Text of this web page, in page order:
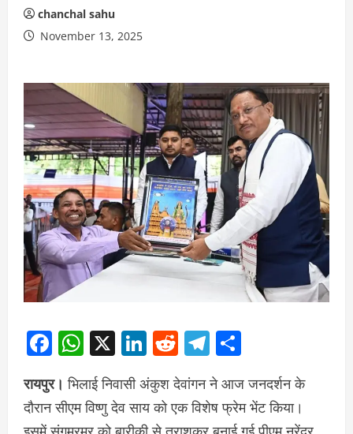
chanchal sahu
November 13, 2025
Facebook
WhatsApp
X LinkedIn
RedditTelegram
रायपुर। भिलाई निवासी अंकुश देवांगन ने आज जनदर्शन के
दौरान सीएम विष्णु देव साय को एक विशेष फ्रेम भेंट किया।